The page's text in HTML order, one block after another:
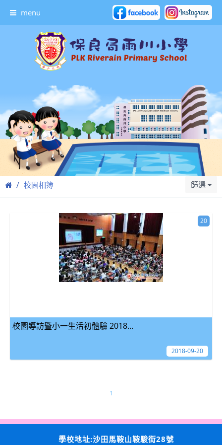
menu
校園相簿 篩選
校園導訪暨小一生活初體驗 2018...
20
2018-09-20
1
學校地址:沙田馬鞍山鞍駿街28號